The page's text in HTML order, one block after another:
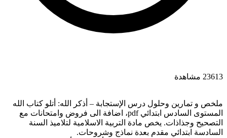
23613 مشاهدة
ملخص و تمارين وحلول درس الإستجابة – أذكر الله: أتلو كتاب الله
المستوى السادس ابتدائي pdf، اضافة الى فروض وامتحانات مع
التصحيح وجذاذات. يخص مادة التربية الاسلامية لتلاميذ السنة
السادسة ابتدائي مقدم بعدة نماذج وشروحات.